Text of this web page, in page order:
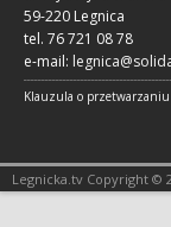
59-220 Legnica
tel. 76 721 08 78
e-mail:
Klauzula o przetwarzaniu
Legnicka.tv Copyright ©